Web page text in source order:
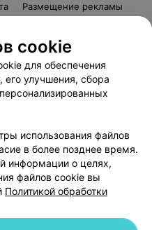
Размещение рекламы
Способы оплаты
Партнеры
103.by
данных
cookie
для обеспечения
его улучшения, сбора
использования файлов
в более позднее время.
информации о целях,
файлов cookie вы
Политикой обработки